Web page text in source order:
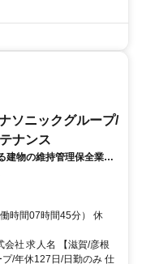
ソニックグループ/
ナンス
建物の維持管理保全業務
全週休二日制)で残業
はぜひご応募くださ
時間07時間45分） 休
社 求人名 【滋賀/彦根
/年休127日/日勤のみ 仕